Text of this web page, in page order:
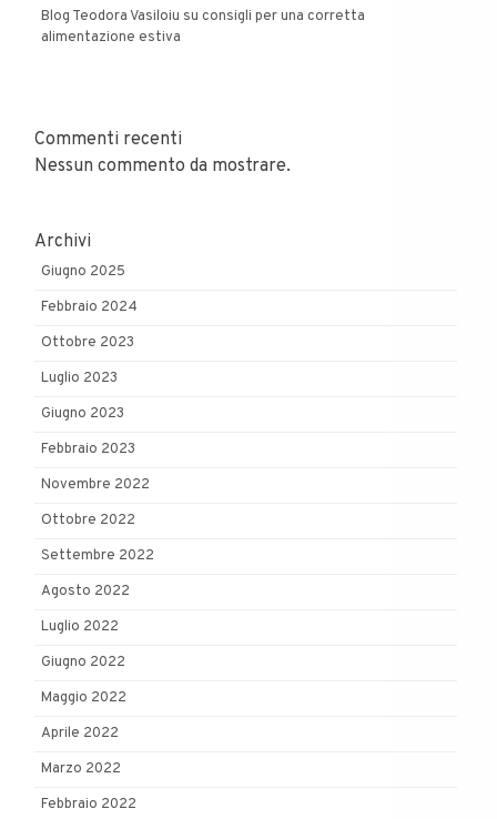
Blog Teodora Vasiloiu su consigli per una corretta
alimentazione estiva
Commenti recenti
Nessun commento da mostrare.
Archivi
Giugno 2025
Febbraio 2024
Ottobre 2023
Luglio 2023
Giugno 2023
Febbraio 2023
Novembre 2022
Ottobre 2022
Settembre 2022
Agosto 2022
Luglio 2022
Giugno 2022
Maggio 2022
Aprile 2022
Marzo 2022
Febbraio 2022